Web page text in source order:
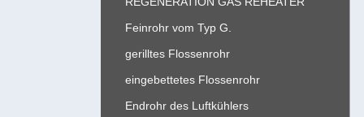
Feinrohr vom Typ G.
gerilltes Flossenrohr
eingebettetes Flossenrohr
Endrohr des Luftkühlers